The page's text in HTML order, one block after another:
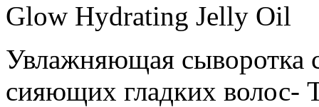
Glow Hydrating Jelly Oil
Увлажняющая сыворотка
сияющих гладких волос-